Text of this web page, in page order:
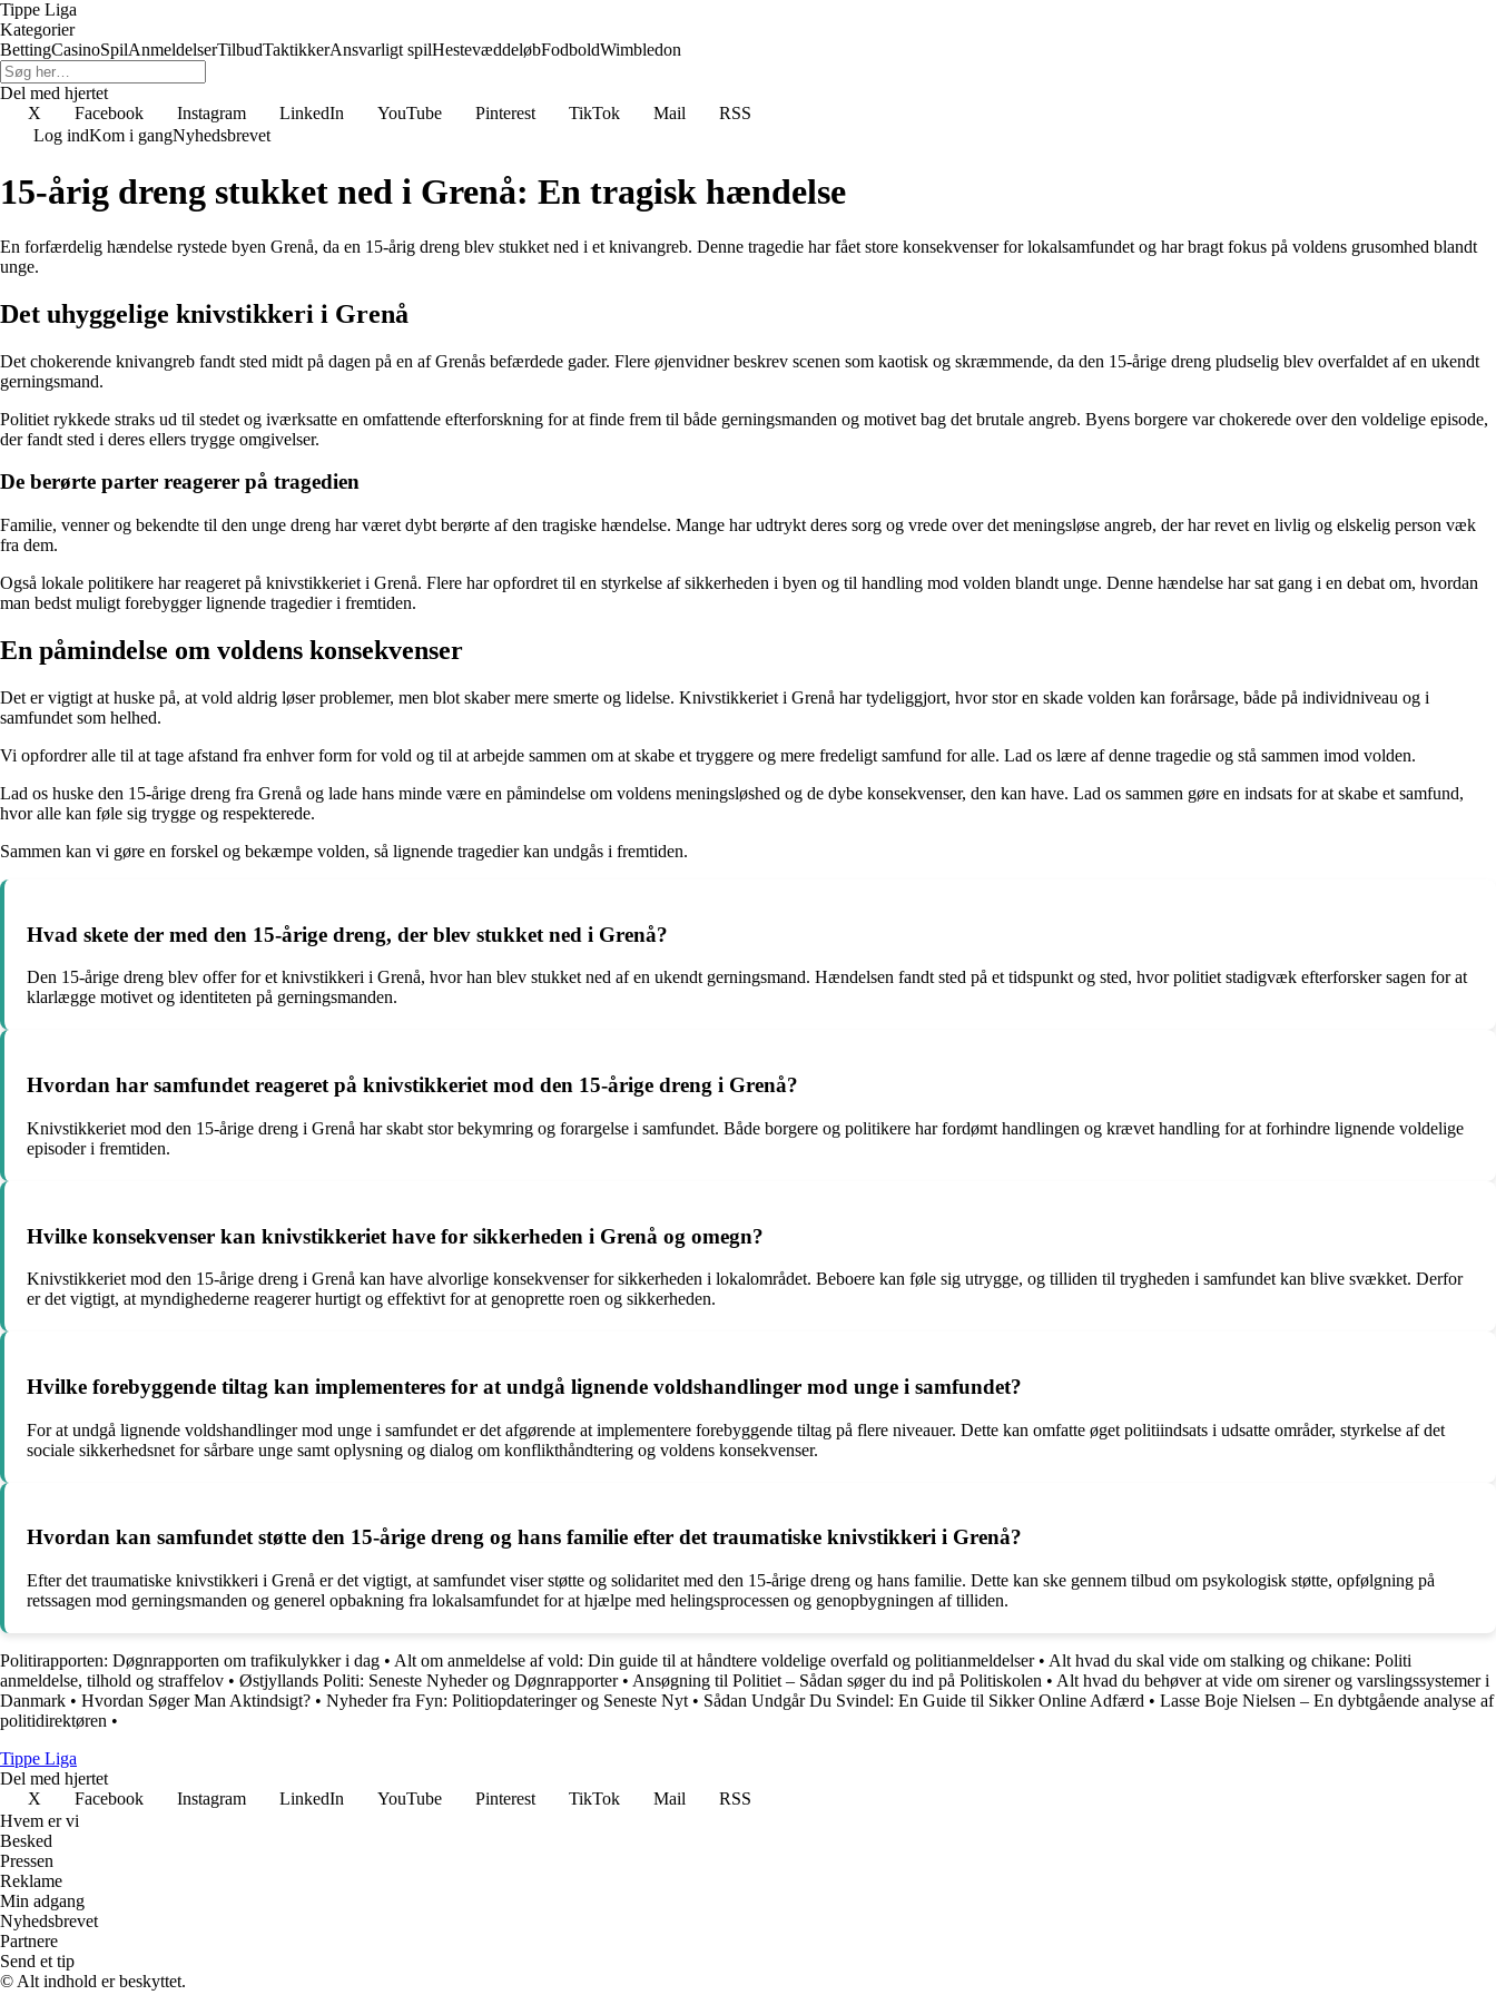
Tippe Liga
Kategorier
BettingCasinoSpilAnmeldelserTilbudTaktikkerAnsvarligt spilHestevæddeløbFodboldWimbledon
Del med hjertet
X
Facebook Instagram LinkedIn YouTube Pinterest TikTok Mail
RSS
Log indKom i gangNyhedsbrevet
15-årig dreng stukket ned i Grenå: En tragisk hændelse
En forfærdelig hændelse rystede byen Grenå, da en 15-årig dreng blev stukket ned i et knivangreb. Denne tragedie har fået store konsekvenser for lokalsamfundet og har bragt fokus på voldens grusomhed blandt
unge.
Det uhyggelige knivstikkeri i Grenå
Det chokerende knivangreb fandt sted midt på dagen på en af Grenås befærdede gader. Flere øjenvidner beskrev scenen som kaotisk og skræmmende, da den 15-årige dreng pludselig blev overfaldet af en ukendt
gerningsmand.
Politiet rykkede straks ud til stedet og iværksatte en omfattende efterforskning for at finde frem til både gerningsmanden og motivet bag det brutale angreb. Byens borgere var chokerede over den voldelige episode,
der fandt sted i deres ellers trygge omgivelser.
De berørte parter reagerer på tragedien
Familie, venner og bekendte til den unge dreng har været dybt berørte af den tragiske hændelse. Mange har udtrykt deres sorg og vrede over det meningsløse angreb, der har revet en livlig og elskelig person væk
fra dem.
Også lokale politikere har reageret på knivstikkeriet i Grenå. Flere har opfordret til en styrkelse af sikkerheden i byen og til handling mod volden blandt unge. Denne hændelse har sat gang i en debat om, hvordan
man bedst muligt forebygger lignende tragedier i fremtiden.
En påmindelse om voldens konsekvenser
Det er vigtigt at huske på, at vold aldrig løser problemer, men blot skaber mere smerte og lidelse. Knivstikkeriet i Grenå har tydeliggjort, hvor stor en skade volden kan forårsage, både på individniveau og i
samfundet som helhed.
Vi opfordrer alle til at tage afstand fra enhver form for vold og til at arbejde sammen om at skabe et tryggere og mere fredeligt samfund for alle. Lad os lære af denne tragedie og stå sammen imod volden.
Lad os huske den 15-årige dreng fra Grenå og lade hans minde være en påmindelse om voldens meningsløshed og de dybe konsekvenser, den kan have. Lad os sammen gøre en indsats for at skabe et samfund,
hvor alle kan føle sig trygge og respekterede.
Sammen kan vi gøre en forskel og bekæmpe volden, så lignende tragedier kan undgås i fremtiden.
Hvad skete der med den 15-årige dreng, der blev stukket ned i Grenå?
Den 15-årige dreng blev offer for et knivstikkeri i Grenå, hvor han blev stukket ned af en ukendt gerningsmand. Hændelsen fandt sted på et tidspunkt og sted, hvor politiet stadigvæk efterforsker sagen for at
klarlægge motivet og identiteten på gerningsmanden.
Hvordan har samfundet reageret på knivstikkeriet mod den 15-årige dreng i Grenå?
Knivstikkeriet mod den 15-årige dreng i Grenå har skabt stor bekymring og forargelse i samfundet. Både borgere og politikere har fordømt handlingen og krævet handling for at forhindre lignende voldelige
episoder i fremtiden.
Hvilke konsekvenser kan knivstikkeriet have for sikkerheden i Grenå og omegn?
Knivstikkeriet mod den 15-årige dreng i Grenå kan have alvorlige konsekvenser for sikkerheden i lokalområdet. Beboere kan føle sig utrygge, og tilliden til trygheden i samfundet kan blive svækket. Derfor
er det vigtigt, at myndighederne reagerer hurtigt og effektivt for at genoprette roen og sikkerheden.
Hvilke forebyggende tiltag kan implementeres for at undgå lignende voldshandlinger mod unge i samfundet?
For at undgå lignende voldshandlinger mod unge i samfundet er det afgørende at implementere forebyggende tiltag på flere niveauer. Dette kan omfatte øget politiindsats i udsatte områder, styrkelse af det
sociale sikkerhedsnet for sårbare unge samt oplysning og dialog om konflikthåndtering og voldens konsekvenser.
Hvordan kan samfundet støtte den 15-årige dreng og hans familie efter det traumatiske knivstikkeri i Grenå?
Efter det traumatiske knivstikkeri i Grenå er det vigtigt, at samfundet viser støtte og solidaritet med den 15-årige dreng og hans familie. Dette kan ske gennem tilbud om psykologisk støtte, opfølgning på
retssagen mod gerningsmanden og generel opbakning fra lokalsamfundet for at hjælpe med helingsprocessen og genopbygningen af tilliden.
Politirapporten: Døgnrapporten om trafikulykker i dag • Alt om anmeldelse af vold: Din guide til at håndtere voldelige overfald og politianmeldelser• Alt hvad du skal vide om stalking og chikane: Politi
anmeldelse, tilhold og straffelov • Østjyllands Politi: Seneste Nyheder og Døgnrapporter• Ansøgning til Politiet – Sådan søger du ind på Politiskolen • Alt hvad du behøver at vide om sirener og varslingssystemer i
Danmark • Hvordan Søger Man Aktindsigt? • Nyheder fra Fyn: Politiopdateringer og Seneste Nyt • Sådan Undgår Du Svindel: En Guide til Sikker Online Adfærd • Lasse Boje Nielsen – En dybtgående analyse af
politidirektøren •
Tippe Liga
Del med hjertet
X
Facebook Instagram LinkedIn YouTube Pinterest TikTok Mail
RSS
Hvem er vi
Besked
Pressen
Reklame
Min adgang
Nyhedsbrevet
Partnere
Send et tip
© Alt indhold er beskyttet.